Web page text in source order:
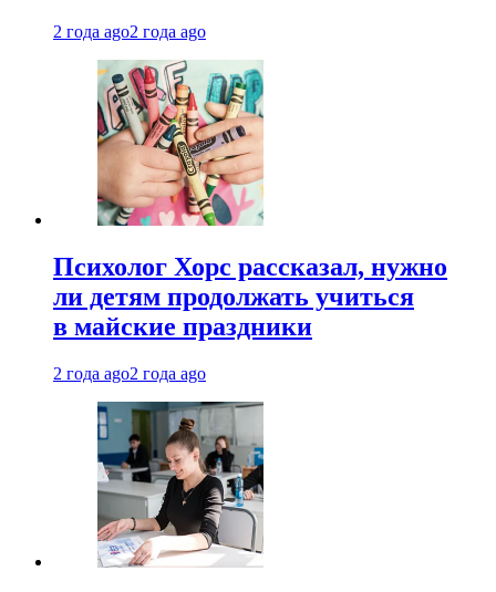
2 года ago2 года ago
Психолог Хорс рассказал, нужно
ли детям продолжать учиться
в майские праздники
2 года ago2 года ago